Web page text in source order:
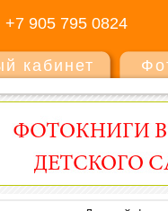
+7 905 795 0824
кабинет